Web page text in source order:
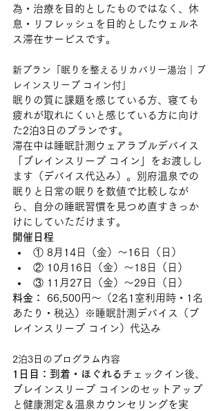
為・治療を目的としたものではなく、休
息・リフレッシュを目的としたウェルネ
ス滞在サービスです。
新プラン「眠りを整えるリカバリー湯治｜ブ
レインスリープ コイン付」
眠りの質に課題を感じている方、寝ても
疲れが取れにくいと感じている方に向け
た2泊3日のプランです。
滞在中は睡眠計測ウェアラブルデバイス
「ブレインスリープ コイン」をお渡しし
ます（デバイス代込み）。別府温泉での
眠りと日常の眠りを数値で比較しなが
ら、自分の睡眠習慣を見つめ直すきっか
けにしていただけます。
開催日程
① 8月14日（金）〜16日（日）
② 10月16日（金）〜18日（日）
③ 11月27日（金）〜29日（日）
料金：
66,500円〜（2名1室利用時・1名
あたり・税込）※睡眠計測デバイス（ブ
レインスリープ コイン）代込み
2泊3日のプログラム内容
1日目：到着・ほぐれる チェックイン後、
ブレインスリープ コインのセットアップ
と健康測定＆温泉カウンセリングを実